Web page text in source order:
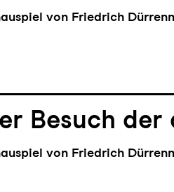
von Friedrich
Besuch der
von Friedrich